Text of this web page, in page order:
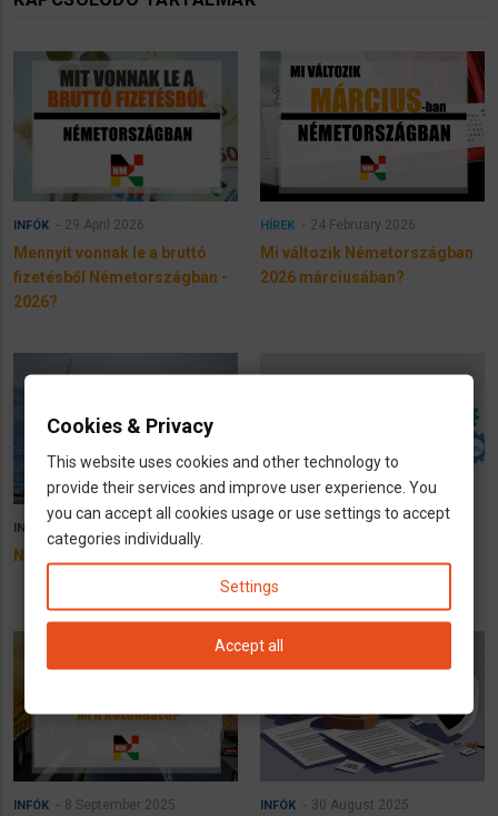
INFÓK 29 April 2026
Mennyit vonnak le a bruttó
fizetésből Németországban -
2026?
HÍREK 24 February 2026
Mi változik Németországban
2026 márciusában?
INFÓK 7 December 2025
Német nyugdíj kalkulátor
8 September 2025
jövedelmhatár 2026-tól
INFÓK 8 September 2025 INFÓK 30 August 2025
Cookies & Privacy
This website uses cookies and other technology to
provide their services and improve user experience. You
you can accept all cookies usage or use settings to accept
categories individually.
Settings
Accept all